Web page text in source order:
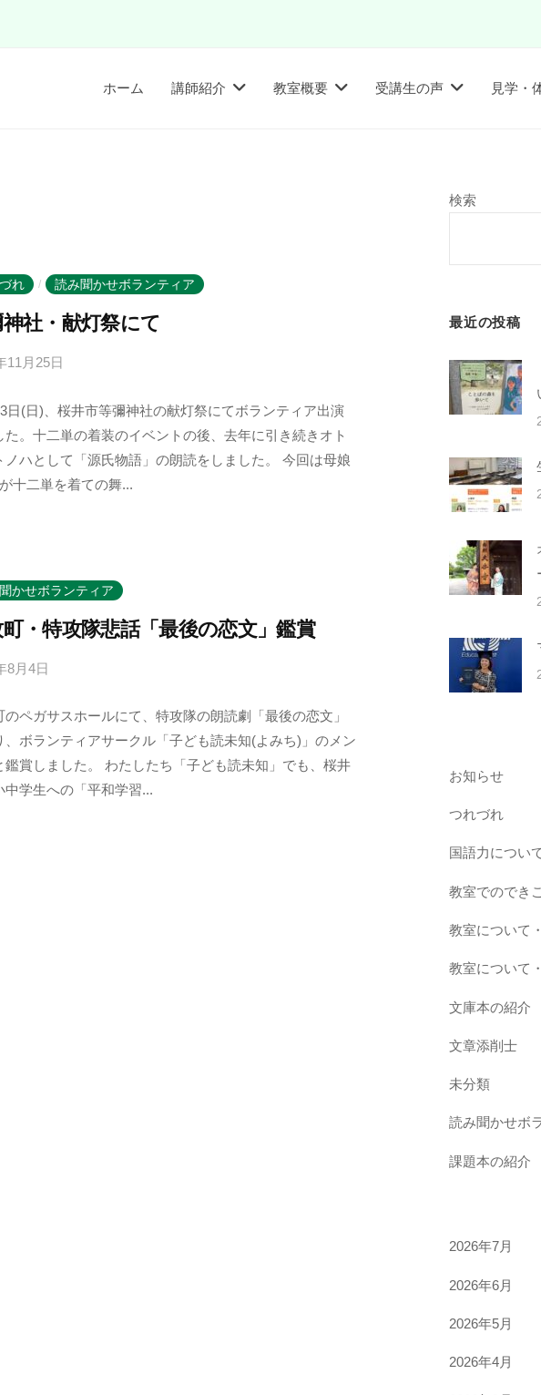
ホーム 講師紹介 教室概要 受講生の声 見学・
れ / 読み聞かせボランティア
社・献灯祭にて
11月25日
k
o
t
o
o
o
日(日)、桜井市等彌神社の献灯祭にてボランティア出演
た。十二単の着装のイベントの後、去年に引き続きオト
ノハとして「源氏物語」の朗読をしました。 今回は母娘
十二単を着ての舞...
かせボランティア
・特攻隊悲話「最後の恋文」鑑賞
8月4日
k
o
t
o
のペガサスホールにて、特攻隊の朗読劇「最後の恋文」
、ボランティアサークル「子ども読未知(よみち)」のメン
鑑賞しました。 わたしたち「子ども読未知」でも、桜井
中学生への「平和学習...
検索
最近の投稿
お知らせ
つれづれ
国語力につい
教室でのでき
教室について
教室について
文庫本の紹介
文章添削士
未分類
読み聞かせボ
課題本の紹介
2026年7月
2026年6月
2026年5月
2026年4月